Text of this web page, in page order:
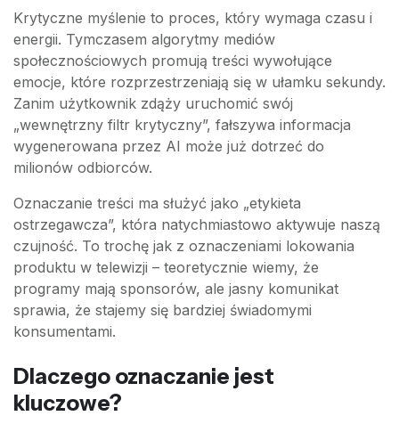
Krytyczne myślenie to proces, który wymaga czasu i
energii. Tymczasem algorytmy mediów
społecznościowych promują treści wywołujące
emocje, które rozprzestrzeniają się w ułamku sekundy.
Zanim użytkownik zdąży uruchomić swój
„wewnętrzny filtr krytyczny”, fałszywa informacja
wygenerowana przez AI może już dotrzeć do
milionów odbiorców.
Oznaczanie treści ma służyć jako „etykieta
ostrzegawcza”, która natychmiastowo aktywuje naszą
czujność. To trochę jak z oznaczeniami lokowania
produktu w telewizji – teoretycznie wiemy, że
programy mają sponsorów, ale jasny komunikat
sprawia, że stajemy się bardziej świadomymi
konsumentami.
Dlaczego oznaczanie jest
kluczowe?